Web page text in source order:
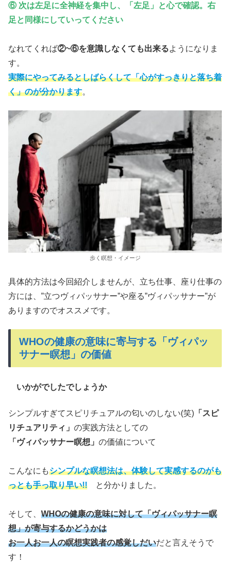
⑥ 次は左足に全神経を集中し、「左足」と心で確認。右
足と同様にしていってください
なれてくれば②~⑥を意識しなくても出来るようになりま
す。
実際にやってみるとしばらくして「心がすっきりと落ち着
く」のが分かります。
歩く瞑想・イメージ
具体的方法は今回紹介しませんが、立ち仕事、座り仕事の
方には、”立つヴィパッサナー”や座る”ヴィパッサナー”が
ありますのでオススメです。
WHOの健康の意味に寄与する「ヴィパッ
サナー瞑想」の価値
いかがでしたでしょうか
シンプルすぎてスピリチュアルの匂いのしない(笑) 「スピ
リチュアリティ」 の実践方法としての
「ヴィパッサナー瞑想」 の価値について
こんなにもシンプルな瞑想法は、体験して実感するのがも
っとも手っ取り早い!! と分かりました。
そして、 WHOの健康の意味に対して「ヴィパッサナー瞑
想」が寄与するかどうかは
お一人お一人の瞑想実践者の感覚しだいだと言えそうで
す！